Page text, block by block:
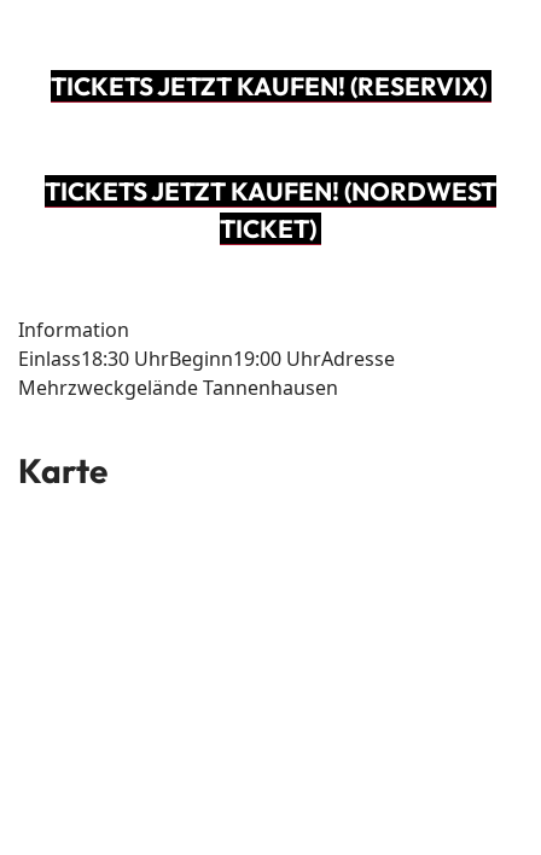
TICKETS JETZT KAUFEN! (RESERVIX)
TICKETS JETZT KAUFEN! (NORDWEST
TICKET)
Information
Einlass18:30 UhrBeginn19:00 UhrAdresse
Mehrzweckgelände Tannenhausen
Karte